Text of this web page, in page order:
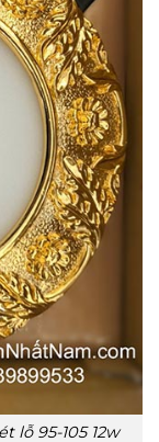
lỗ 95-105 12w